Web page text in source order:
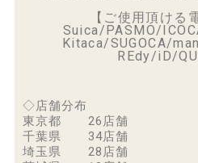
【ご使用頂ける
Suica/PASMO/
Kitaca/SUGOCA/
REdy/iD/
◇店舗分布
東京都 26店舗
千葉県 34店舗
埼玉県 28店舗